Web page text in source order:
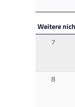
Weitere
7
8